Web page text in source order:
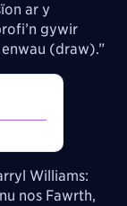
ar y
gywir
(draw).”
Williams:
nos Fawrth,